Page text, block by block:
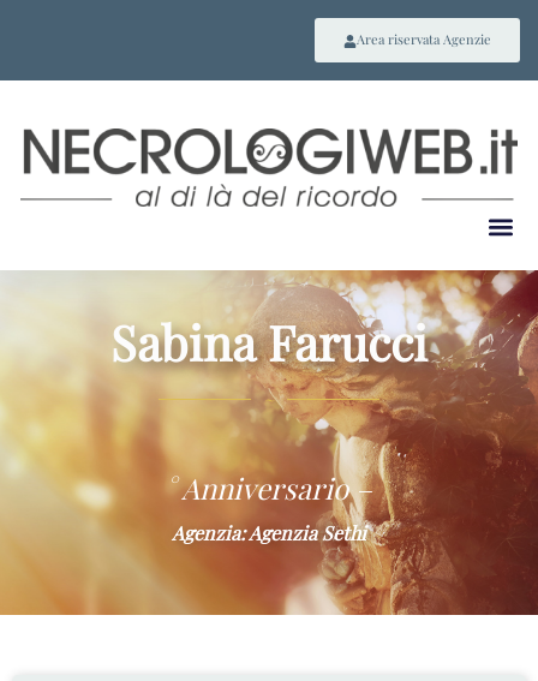
Area riservata Agenzie
Sabina Farucci
~
° Anniversario –
Agenzia: Agenzia Sethi